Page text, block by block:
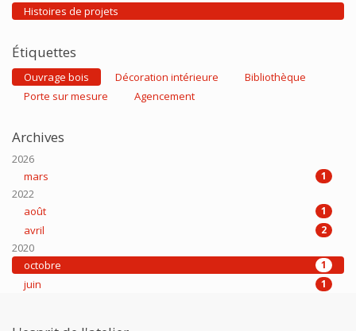
Histoires de projets
Étiquettes
Ouvrage bois Décoration intérieure
Bibliothèque
Porte sur mesure
Agencement
Archives
2026
mars
1
2022
août
1
avril 2
2020
octobre
1
juin 1